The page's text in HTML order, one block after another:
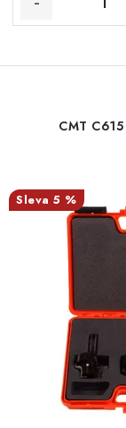
CMT
5 %